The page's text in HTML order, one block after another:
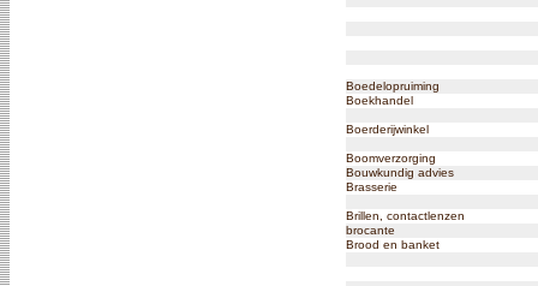
Boedelopruiming
Boekhandel
Boerderijwinkel
Boomverzorging
Bouwkundig advies
Brasserie
Brillen, contactlenzen
brocante
Brood en banket